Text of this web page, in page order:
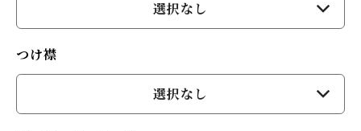
選択なし
つけ襟
選択なし